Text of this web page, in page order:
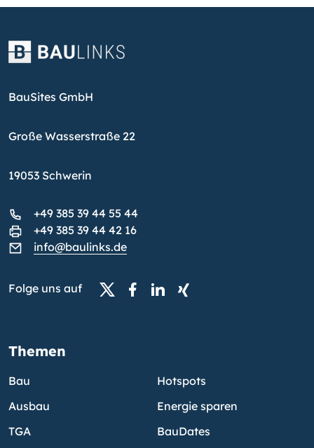
BauSites GmbH
Große Wasserstraße 22
19053 Schwerin
+49 385 39 44 55 44
+49 385 39 44 42 16
info@baulinks.de
Folge uns auf
Themen
Bau
Ausbau
TGA
Hotspots
Energie sparen
BauDates